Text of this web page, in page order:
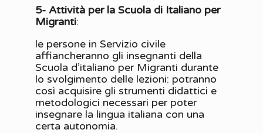
5- Attività per la Scuola di Italiano per
Migranti:
le persone in Servizio civile
affiancheranno gli insegnanti della
Scuola d’italiano per Migranti durante
lo svolgimento delle lezioni: potranno
così acquisire gli strumenti didattici e
metodologici necessari per poter
insegnare la lingua italiana con una
certa autonomia.